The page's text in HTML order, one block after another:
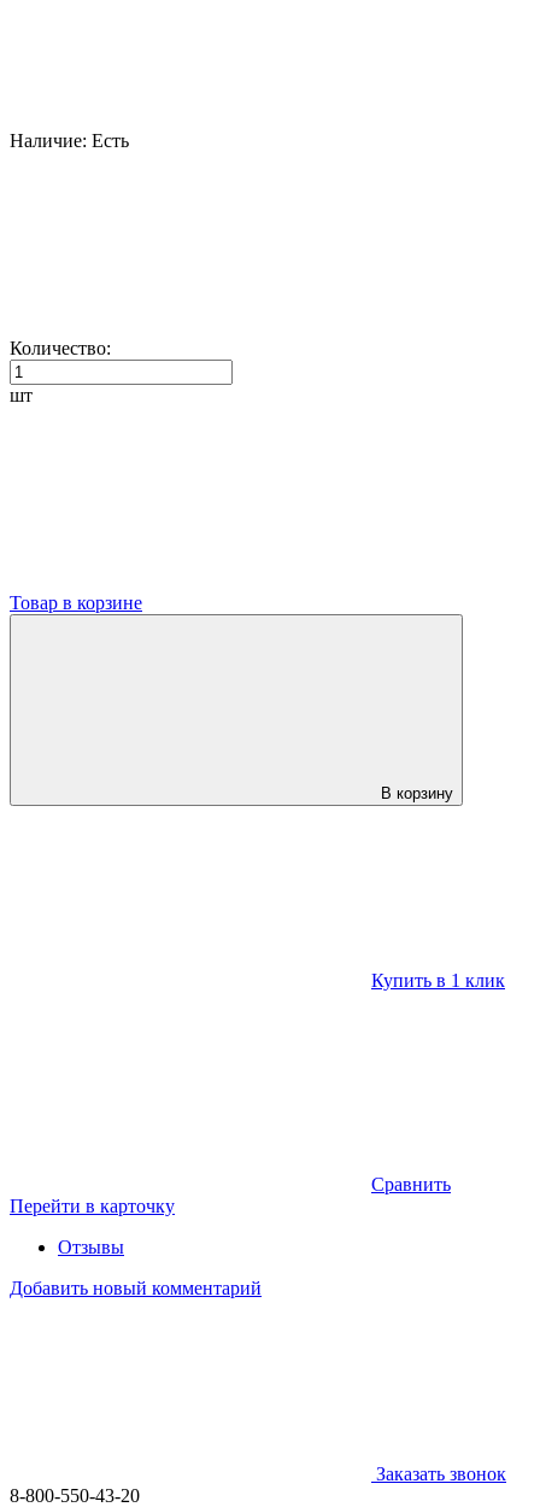
Наличие: Есть
Количество:
шт
Товар в корзине
В корзину
Купить в 1 клик
Сравнить
Перейти в карточку
Отзывы
Добавить новый комментарий
Заказать звонок
8-800-550-43-20